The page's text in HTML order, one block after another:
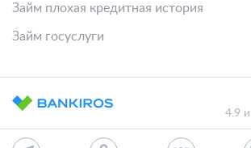
Займ плохая кредитная история
Займ госуслуги
4.9